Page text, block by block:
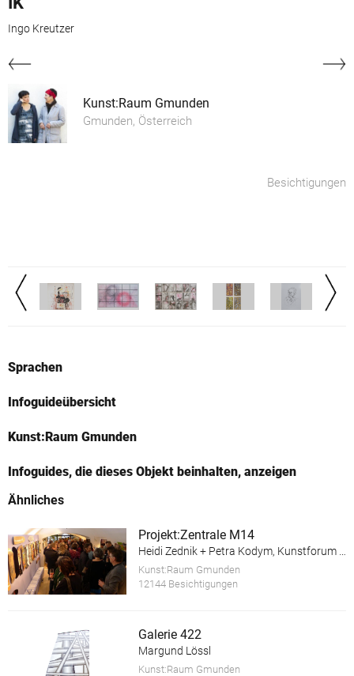
Ingo Kreutzer
Kunst:Raum Gmunden
Gmunden, Österreich
Besichtigungen
Sprachen
Infoguideübersicht
Kunst:Raum Gmunden
Infoguides, die dieses Objekt beinhalten, anzeigen
Ähnliches
Projekt:Zentrale M14
Heidi Zednik + Petra Kodym, Kunstforum Salzkammergut
Kunst:Raum Gmunden
12144 Besichtigungen
Galerie 422
Margund Lössl
Kunst:Raum Gmunden